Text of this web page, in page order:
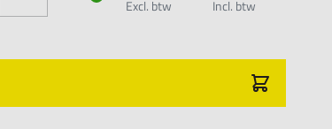
Incl. btw
Excl. btw